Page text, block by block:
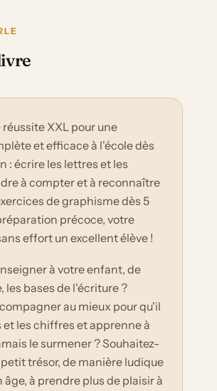
XXL pour une
et efficace à l'école dès
: écrire les lettres et les
à compter et à reconnaître
de graphisme dès 5
précoce, votre
effort un excellent élève !
à votre enfant, de
les bases de l'écriture ?
au mieux pour qu'il
les chiffres et apprenne à
le surmener ? Souhaitez-
trésor, de manière ludique
âge, à prendre plus de plaisir à